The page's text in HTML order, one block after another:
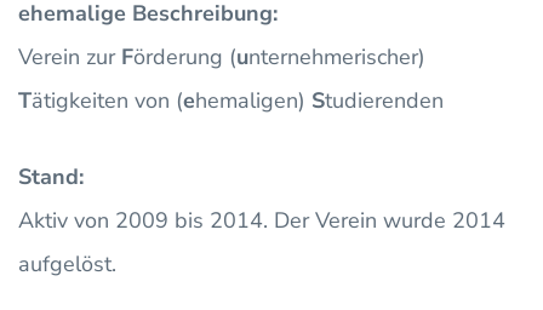
ehemalige Beschreibung:
Verein zur Förderung (unternehmerischer)
Tätigkeiten von (ehemaligen) Studierenden
Stand:
Aktiv von 2009 bis 2014. Der Verein wurde 2014
aufgelöst.